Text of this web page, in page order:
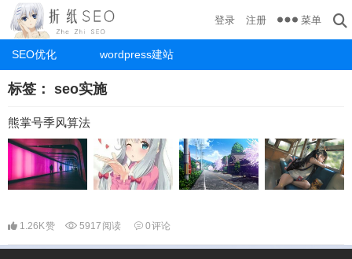
SEO优化 wordpress建站
登录 注册 菜单
标签： seo实施
熊掌号季风算法
1.26K赞 5917 阅读 0评论